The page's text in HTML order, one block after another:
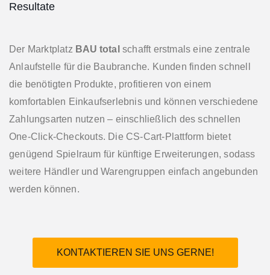
Resultate
Der Marktplatz BAU total schafft erstmals eine zentrale
Anlaufstelle für die Baubranche. Kunden finden schnell
die benötigten Produkte, profitieren von einem
komfortablen Einkaufserlebnis und können verschiedene
Zahlungsarten nutzen – einschließlich des schnellen
One‑Click‑Checkouts. Die CS‑Cart‑Plattform bietet
genügend Spielraum für künftige Erweiterungen, sodass
weitere Händler und Warengruppen einfach angebunden
werden können.
KONTAKTIEREN SIE UNS GERNE!